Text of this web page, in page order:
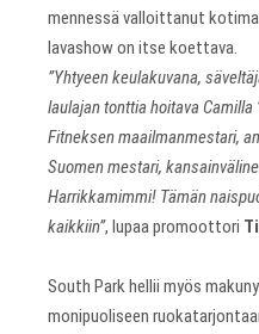
mennessä valloittanut
lavashow on itse koettava.
”Yhtyeen keulakuvana,
laulajan tonttia hoitava Camilla
Fitneksen maailmanmestari,
Suomen mestari,
Harrikkamimmi! Tämän
kaikkiin”, lupaa promoottori
South Park hellii myös
monipuoliseen